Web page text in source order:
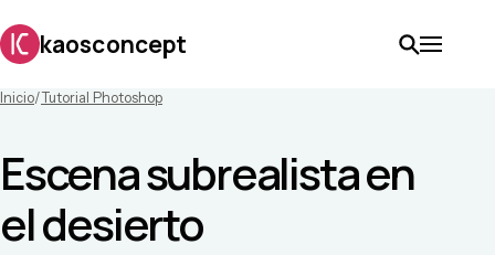
kaosconcept
Inicio/Tutorial Photoshop
Escena subrealista en
el desierto